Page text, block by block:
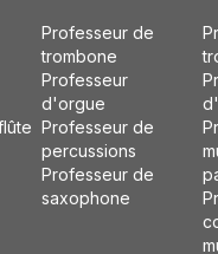
Professeur de
trombone
Professeur
d'orgue
Professeur de
percussions
Professeur de
saxophone